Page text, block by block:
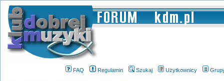
FAQ Regulamin Szukaj Użytkownicy